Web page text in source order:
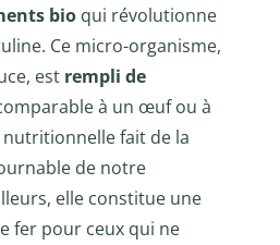
bioqui révolutionne
Ce micro-organisme,
est rempli de
à un œuf ou à
nutritionnelle fait de la
de notre
elle constitue une
fer pour ceux qui ne